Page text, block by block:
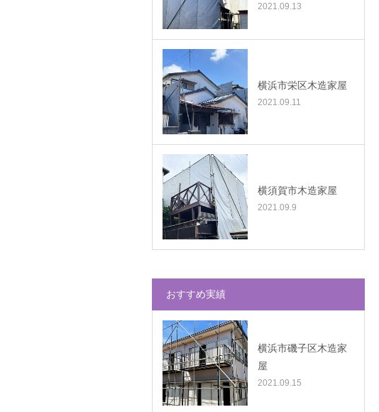
2021.09.13
横浜市栄区木造家屋
2021.09.11
横須賀市木造家屋
2021.09.9
おすすめ実績
横浜市磯子区木造家
屋
2021.09.15